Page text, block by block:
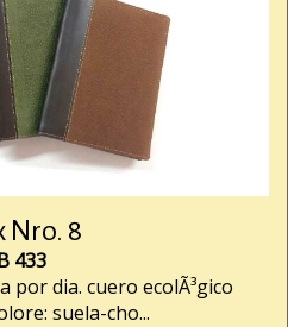
Nro. 8
433
por dia. cuero ecolÃ³gico
suela-cho...